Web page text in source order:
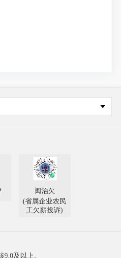
闽治欠
(省属企业农民
工欠薪投诉)
及以上。